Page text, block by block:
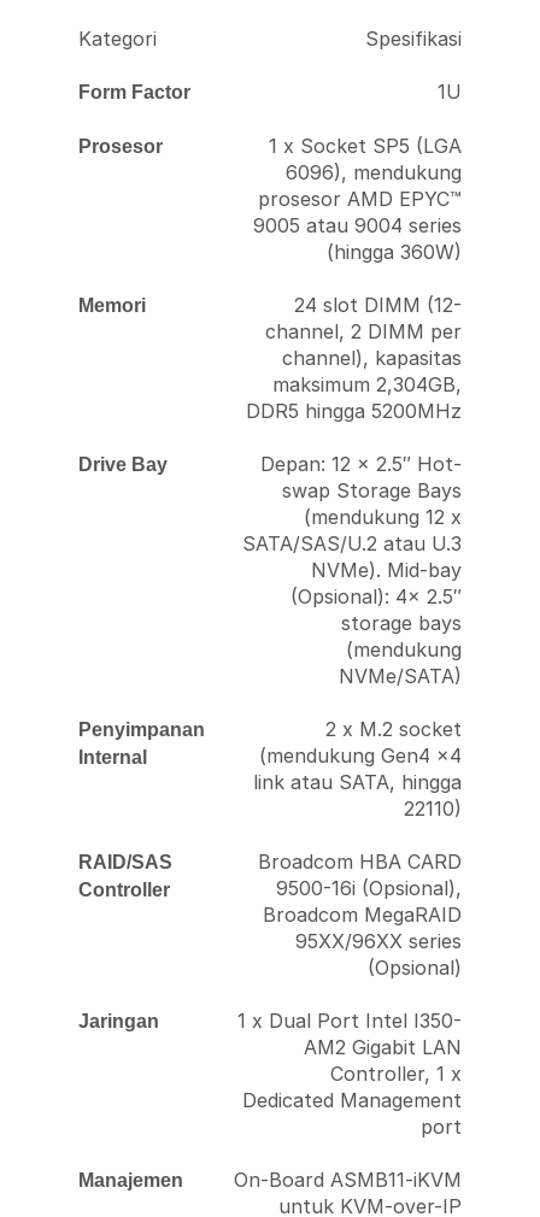
Kategori Spesifikasi
Form Factor 1U
Prosesor
1 x Socket SP5 (LGA
6096), mendukung
prosesor AMD EPYC™
9005 atau 9004 series
(hingga 360W)
Memori
24 slot DIMM (12-
channel, 2 DIMM per
channel), kapasitas
maksimum 2,304GB,
DDR5 hingga 5200MHz
Drive Bay
Depan: 12 x 2.5″ Hot-
swap Storage Bays
(mendukung 12 x
SATA/SAS/U.2 atau U.3
NVMe). Mid-bay
(Opsional): 4x 2.5″
storage bays
(mendukung
NVMe/SATA)
Penyimpanan
Internal
2 x M.2 socket
(mendukung Gen4 x4
link atau SATA, hingga
22110)
RAID/SAS
Controller
Broadcom HBA CARD
9500-16i (Opsional),
Broadcom MegaRAID
95XX/96XX series
(Opsional)
Jaringan
1 x Dual Port Intel I350-
AM2 Gigabit LAN
Controller, 1 x
Dedicated Management
port
Manajemen
On-Board ASMB11-iKVM
untuk KVM-over-IP